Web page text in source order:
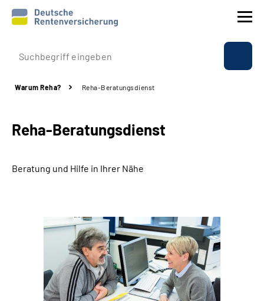
Prävention
Rente
Beratung & Kontakt
Über uns & Presse
Online-Services
Suche
Warum Reha? Reha-Beratungsdienst
Reha-Beratungsdienst
Beratung und Hilfe in Ihrer Nähe